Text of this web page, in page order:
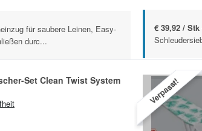
für saubere Leinen, Easy-
durc...
€ 39,92 / Stk
Set Clean Twist System
Verpasst!